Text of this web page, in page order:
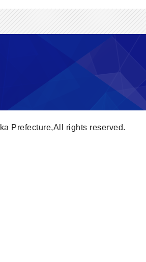
Prefecture,All rights reserved.